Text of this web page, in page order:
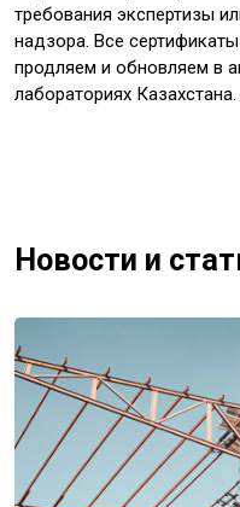
требования экспертизы
надзора. Все
продляем и обновляем в
лабораториях Казахстана.
Новости и